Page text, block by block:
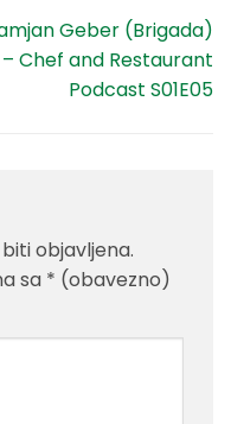
Geber (Brigada)
– Chef and Restaurant
Podcast S01E05
objavljena.
sa * (obavezno)